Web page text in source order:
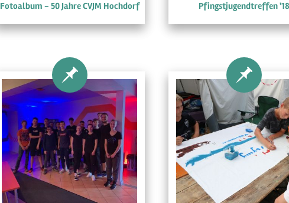
Fotoalbum - 50 Jahre CVJM Hochdorf Pfingstjugendtreffen '18